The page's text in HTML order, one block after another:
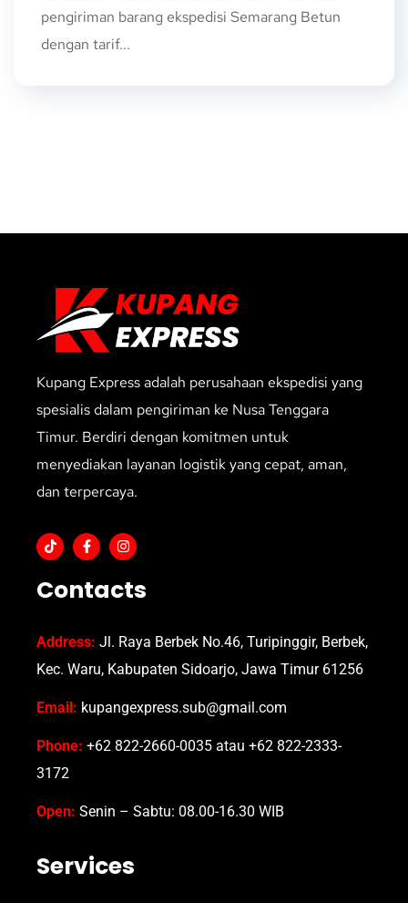
pengiriman barang ekspedisi Semarang Betun
dengan tarif...
Kupang Express adalah perusahaan ekspedisi yang
spesialis dalam pengiriman ke Nusa Tenggara
Timur. Berdiri dengan komitmen untuk
menyediakan layanan logistik yang cepat, aman,
dan terpercaya.
Contacts
Address: Jl. Raya Berbek No.46, Turipinggir, Berbek,
Kec. Waru, Kabupaten Sidoarjo, Jawa Timur 61256
Email: kupangexpress.sub@gmail.com
Phone: +62 822-2660-0035 atau +62 822-2333-
3172
Open: Senin – Sabtu: 08.00-16.30 WIB
Services